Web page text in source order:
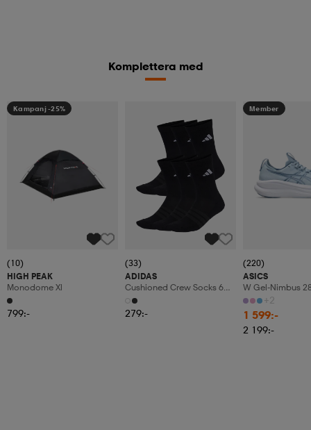
Komplettera med
Kampanj -25%
(10)
HIGH PEAK
Monodome Xl
799:-
(33)
ADIDAS
Cushioned Crew Socks 6
Pair Pack
279:-
Member
(220)
ASICS
W Gel-Nimbus
+2
1 599:-
2 199:-